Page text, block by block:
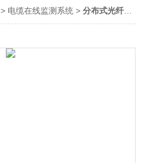
> 电缆在线监测系统 >分布式光纤温度监测系统